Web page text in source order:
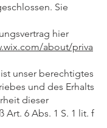
Sie
hier
about/priva
unser berechtigtes
und des Erhalts
dieser
Art. 6 Abs. 1 S. 1 lit. f